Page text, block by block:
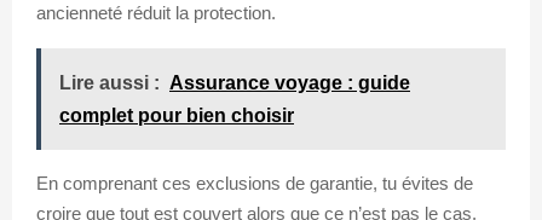
ancienneté réduit la protection.
Lire aussi : Assurance voyage : guide
complet pour bien choisir
En comprenant ces exclusions de garantie, tu évites de
croire que tout est couvert alors que ce n’est pas le cas.